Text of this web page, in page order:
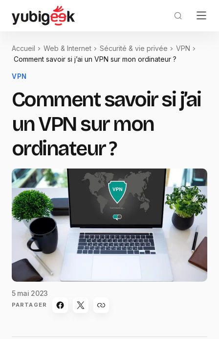
Accueil Web & Internet Sécurité & vie privée
VPN
Comment savoir si j’ai un VPN sur mon ordinateur ?
VPN
Comment savoir si j’ai
un VPN sur mon
ordinateur ?
5 mai 2023
PARTAGER